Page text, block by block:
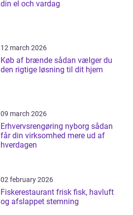
din el och vardag
12 march 2026
Køb af brænde sådan vælger du
den rigtige løsning til dit hjem
09 march 2026
Erhvervsrengøring nyborg sådan
får din virksomhed mere ud af
hverdagen
02 february 2026
Fiskerestaurant frisk fisk, havluft
og afslappet stemning